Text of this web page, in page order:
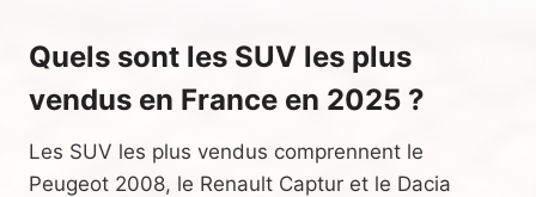
Quels sont les SUV les plus
vendus en France en 2025 ?
Les SUV les plus vendus comprennent le
Peugeot 2008, le Renault Captur et le Dacia